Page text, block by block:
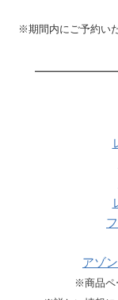
※期間内にご予約い
アゾ
※商品ペ